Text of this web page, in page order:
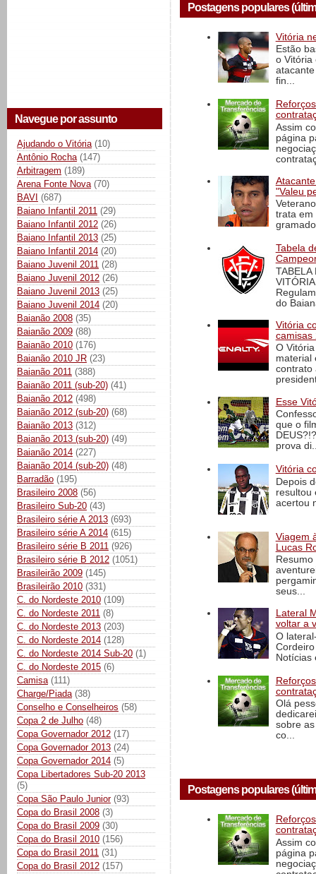
Navegue por assunto
Ajudando o Vitória (10)
Antônio Rocha (147)
Arbitragem (189)
Arena Fonte Nova (70)
BAVI (687)
Baiano Infantil 2011 (29)
Baiano Infantil 2012 (26)
Baiano Infantil 2013 (25)
Baiano Infantil 2014 (20)
Baiano Juvenil 2011 (28)
Baiano Juvenil 2012 (26)
Baiano Juvenil 2013 (25)
Baiano Juvenil 2014 (20)
Baianão 2008 (35)
Baianão 2009 (88)
Baianão 2010 (176)
Baianão 2010 JR (23)
Baianão 2011 (388)
Baianão 2011 (sub-20) (41)
Baianão 2012 (498)
Baianão 2012 (sub-20) (68)
Baianão 2013 (312)
Baianão 2013 (sub-20) (49)
Baianão 2014 (227)
Baianão 2014 (sub-20) (48)
Barradão (195)
Brasileiro 2008 (56)
Brasileiro Sub-20 (43)
Brasileiro série A 2013 (693)
Brasileiro série A 2014 (615)
Brasileiro série B 2011 (926)
Brasileiro série B 2012 (1051)
Brasileirão 2009 (145)
Brasileirão 2010 (331)
C. do Nordeste 2010 (109)
C. do Nordeste 2011 (8)
C. do Nordeste 2013 (203)
C. do Nordeste 2014 (128)
C. do Nordeste 2014 Sub-20 (1)
C. do Nordeste 2015 (6)
Camisa (111)
Charge/Piada (38)
Conselho e Conselheiros (58)
Copa 2 de Julho (48)
Copa Governador 2012 (17)
Copa Governador 2013 (24)
Copa Governador 2014 (5)
Copa Libertadores Sub-20 2013
(5)
Copa São Paulo Junior (93)
Copa do Brasil 2008 (3)
Copa do Brasil 2009 (30)
Copa do Brasil 2010 (156)
Copa do Brasil 2011 (31)
Copa do Brasil 2012 (157)
Postagens populares
Vitória
Estão
o Vitória
fin...
Assim
página
"Valeu
trata em
Tabela
TABELA
do
Vitória
camisas
O
material
contrato
Esse
que o
prova
Vitória
Depois
resultou
acertou
Viagem
Lucas
seus...
Lateral
voltar a
O
Notícias
Olá
sobre
co...
Postagens populares
Assim
página